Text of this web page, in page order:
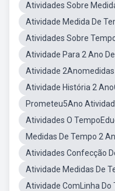
Atividades Sobre
Atividade Medida De
Atividades Sobre
Atividade Para 2 Ano
Atividade 2Anomedidas
Atividade História 2
Prometeu5Ano
Atividades O
Medidas De Tempo 2
Atividades Confecção
Atividade Medidas De
Atividade ComLinha Do